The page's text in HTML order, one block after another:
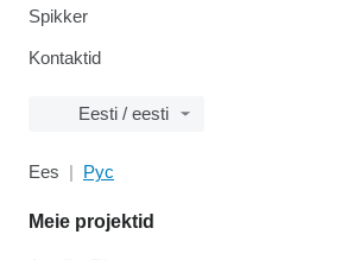
Spikker
Kontaktid
Eesti / eesti
Ees Рус
Meie projektid